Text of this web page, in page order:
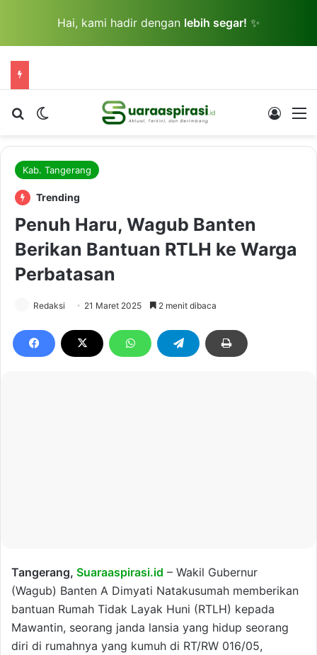
Hai, kami hadir dengan lebih segar! ✨
Cari berita...Switch skin Log In
Kab. Tangerang
Trending
Penuh Haru, Wagub Banten
Berikan Bantuan RTLH ke Warga
Perbatasan
Redaksi 21 Maret 2025 2 menit dibaca
Tangerang, Suaraaspirasi.id – Wakil Gubernur
(Wagub) Banten A Dimyati Natakusumah memberikan
bantuan Rumah Tidak Layak Huni (RTLH) kepada
Mawantin, seorang janda lansia yang hidup seorang
diri di rumahnya yang kumuh di RT/RW 016/05,